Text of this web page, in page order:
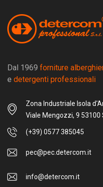
Dal 1969 forniture
e detergenti professionali
Zona Industriale Isola
Viale Mengozzi, 9 53100
(+39) 0577 385045
pec@pec.detercom.it
info@detercom.it